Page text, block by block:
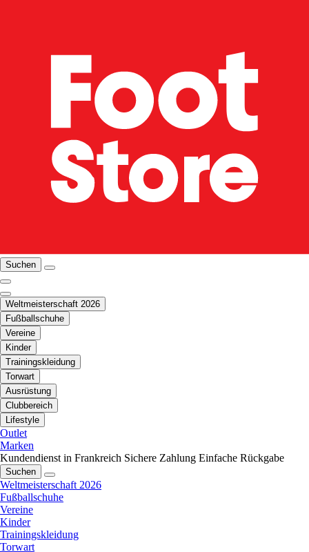
Suchen
Weltmeisterschaft 2026
Fußballschuhe
Vereine
Kinder
Trainingskleidung
Torwart
Ausrüstung
Clubbereich
Lifestyle
Outlet
Marken
Kundendienst in Frankreich Sichere Zahlung Einfache Rückgabe
Suchen
Weltmeisterschaft 2026
Fußballschuhe
Vereine
Kinder
Trainingskleidung
Torwart